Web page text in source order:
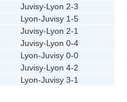
Juvisy-Lyon 2-3
Lyon-Juvisy 1-5
Juvisy-Lyon 2-1
Juvisy-Lyon 0-4
Lyon-Juvisy 0-0
Juvisy-Lyon 4-2
Lyon-Juvisy 3-1